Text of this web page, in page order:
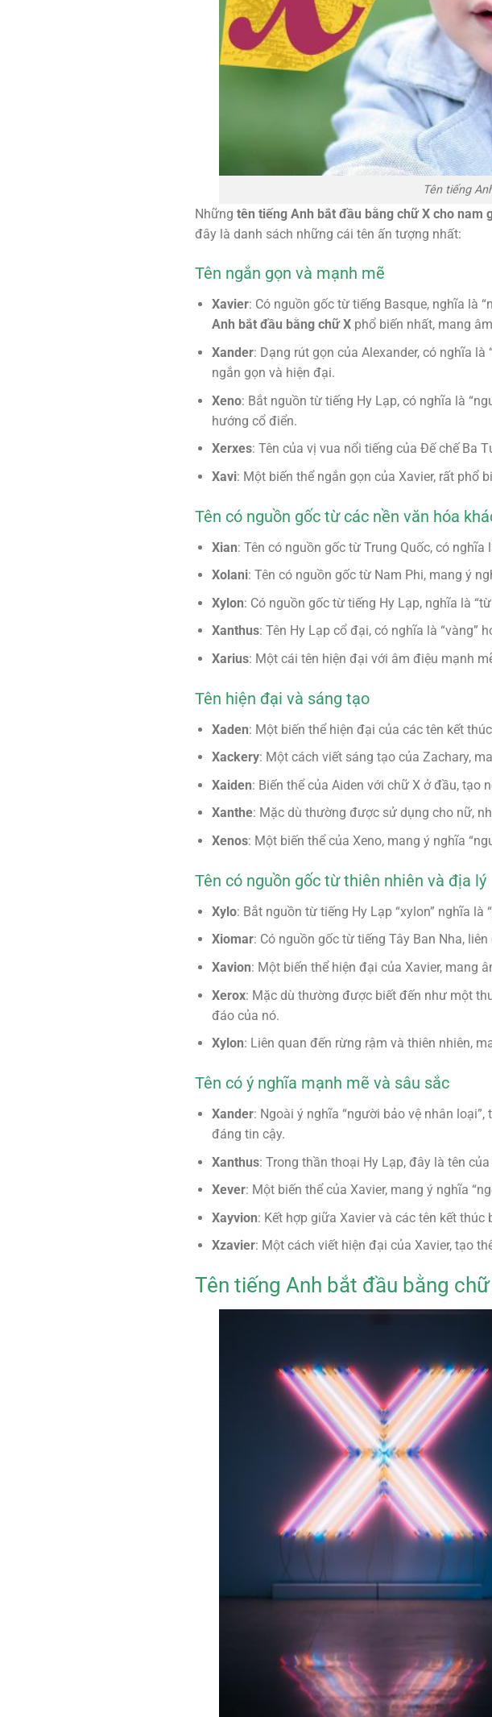
Tên tiếng
Những tên tiếng Anh bắt đầu bằng chữ X cho nam
đây là danh sách những cái tên ấn tượng nhất:
Tên ngắn gọn và mạnh mẽ
Xavier: Có nguồn gốc từ tiếng Basque, nghĩa là
Anh bắt đầu bằng chữ Xphổ biến nhất, mang
Xander: Dạng rút gọn của Alexander, có nghĩa
ngắn gọn và hiện đại.
Xeno: Bắt nguồn từ tiếng Hy Lạp, có nghĩa là
hướng cổ điển.
Xerxes: Tên của vị vua nổi tiếng của Đế chế Ba
Xavi: Một biến thể ngắn gọn của Xavier, rất phổ
Tên có nguồn gốc từ các nền văn hóa
Xian: Tên có nguồn gốc từ Trung Quốc, có nghĩa
Xolani: Tên có nguồn gốc từ Nam Phi, mang ý
Xylon: Có nguồn gốc từ tiếng Hy Lạp, nghĩa là
Xanthus: Tên Hy Lạp cổ đại, có nghĩa là “vàng”
Xarius: Một cái tên hiện đại với âm điệu mạnh
Tên hiện đại và sáng tạo
Xaden: Một biến thể hiện đại của các tên kết
Xackery: Một cách viết sáng tạo của Zachary,
Xaiden: Biến thể của Aiden với chữ X ở đầu, tạo
Xanthe: Mặc dù thường được sử dụng cho nữ,
Xenos: Một biến thể của Xeno, mang ý nghĩa
Tên có nguồn gốc từ thiên nhiên và địa lý
Xylo: Bắt nguồn từ tiếng Hy Lạp “xylon” nghĩa
Xiomar: Có nguồn gốc từ tiếng Tây Ban Nha,
Xavion: Một biến thể hiện đại của Xavier, mang
Xerox: Mặc dù thường được biết đến như một
đáo của nó.
Xylon: Liên quan đến rừng rậm và thiên nhiên,
Tên có ý nghĩa mạnh mẽ và sâu sắc
Xander: Ngoài ý nghĩa “người bảo vệ nhân
đáng tin cậy.
Xanthus: Trong thần thoại Hy Lạp, đây là tên
Xever: Một biến thể của Xavier, mang ý nghĩa
Xayvion: Kết hợp giữa Xavier và các tên kết thúc
Xzavier: Một cách viết hiện đại của Xavier, tạo
Tên tiếng Anh bắt đầu bằng